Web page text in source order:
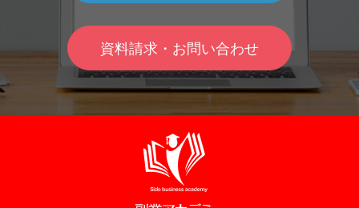
資料請求・お問い合わせ